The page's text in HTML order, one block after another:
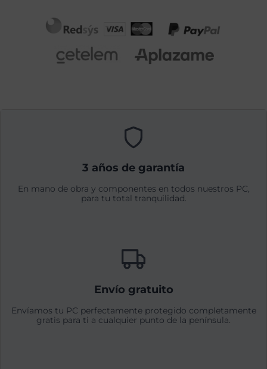
3 años de garantía
En mano de obra y componentes en todos nuestros PC,
para tu total tranquilidad.
Envío gratuito
Envíamos tu PC perfectamente protegido completamente
gratis para ti a cualquier punto de la península.